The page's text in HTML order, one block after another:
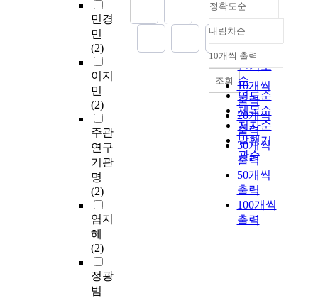
민경
민
(2)
이지
민
(2)
주관
연구
기관
명
(2)
염지
혜
(2)
정광
범
정확도순
정확도
순
인기도
순
연도순
제목순
저자순
발행기
관순
내림차순
내림차순
10개씩 출력
10개씩
출력
20개씩
출력
30개씩
출력
50개씩
출력
100개씩
출력
조회